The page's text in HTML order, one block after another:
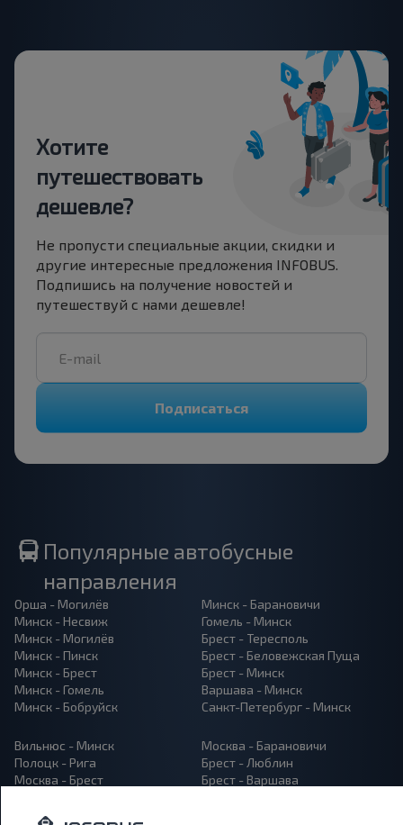
Хотите
путешествовать
дешевле?
Не пропусти специальные акции, скидки и
другие интересные предложения INFOBUS.
Подпишись на получение новостей и
путешествуй с нами дешевле!
Подписаться
Популярные автобусные
направления
Орша - Могилёв
Минск - Несвиж
Минск - Могилёв
Минск - Пинск
Минск - Брест
Минск - Гомель
Минск - Бобруйск
Минск - Барановичи
Гомель - Минск
Брест - Тересполь
Брест - Беловежская Пуща
Брест - Минск
Варшава - Минск
Санкт-Петербург - Минск
Вильнюс - Минск
Полоцк - Рига
Москва - Брест
Минск - Варшава
Москва - Барановичи
Брест - Люблин
Брест - Варшава